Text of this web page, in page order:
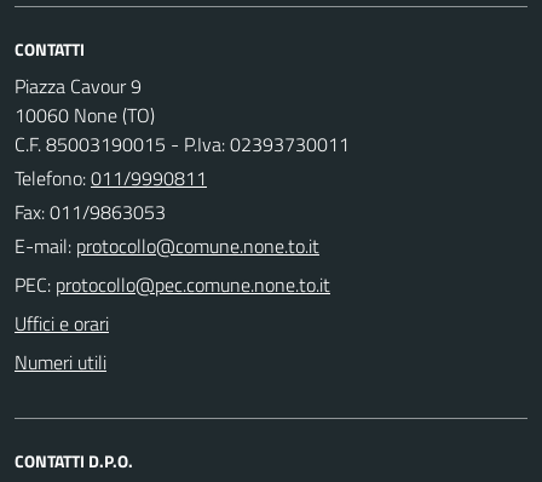
CONTATTI
Piazza Cavour 9
10060 None (TO)
C.F. 85003190015 - P.Iva: 02393730011
Telefono:011/9990811
Fax: 011/9863053
E-mail:
PEC:
Uffici e orari
Numeri utili
CONTATTI D.P.O.